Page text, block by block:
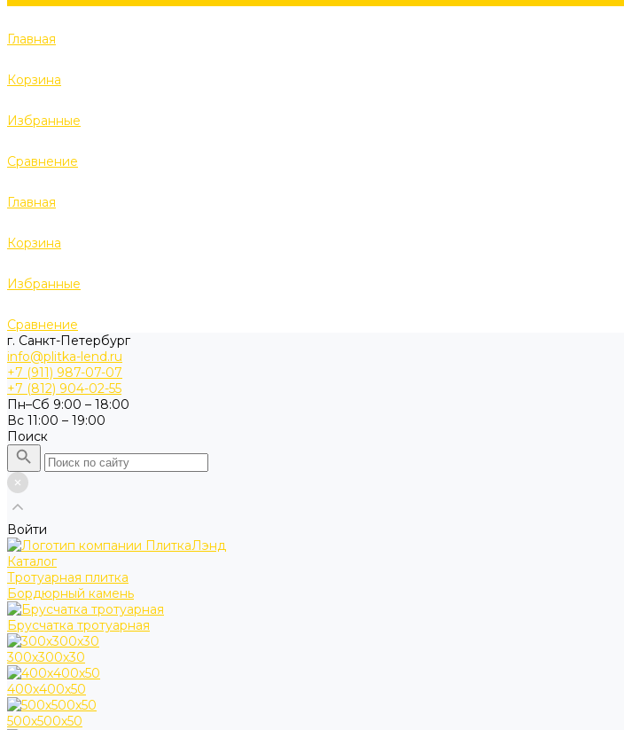
Главная
Корзина
Избранные
Сравнение
Главная
Корзина
Избранные
Сравнение
г. Санкт-Петербург
info@plitka-lend.ru
+7 (911) 987-07-07
+7 (812) 904-02-55
Пн–Сб 9:00 – 18:00
Вс 11:00 – 19:00
Поиск
Войти
Каталог
Тротуарная плитка
Бордюрный камень
Брусчатка тротуарная
300х300х30
400х400х50
500х500х50